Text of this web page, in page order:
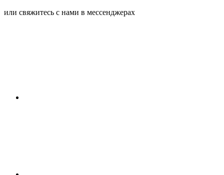
или свяжитесь с нами в мессенджерах